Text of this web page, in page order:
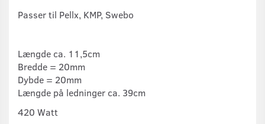
Passer til Pellx, KMP, Swebo
Længde ca. 11,5cm
Bredde = 20mm
Dybde = 20mm
Længde på ledninger ca. 39cm
420 Watt